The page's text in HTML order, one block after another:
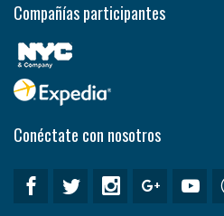
Compañías participantes
Conéctate con nosotros